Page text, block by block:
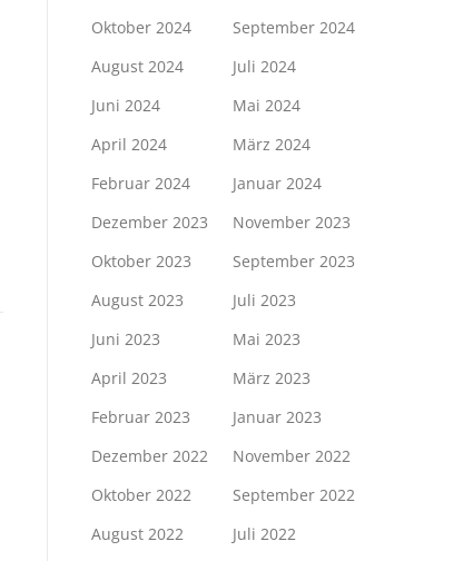
Oktober 2024
September 2024
August 2024
Juli 2024
Juni 2024
Mai 2024
April 2024
März 2024
Februar 2024
Januar 2024
Dezember 2023
November 2023
Oktober 2023
September 2023
August 2023
Juli 2023
Juni 2023
Mai 2023
April 2023
März 2023
Februar 2023
Januar 2023
Dezember 2022
November 2022
Oktober 2022
September 2022
August 2022
Juli 2022